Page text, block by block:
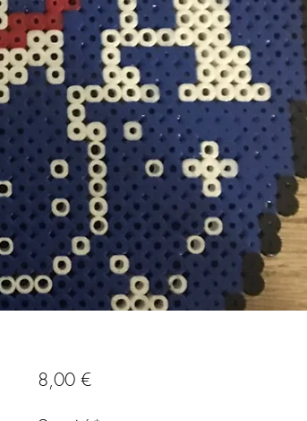
8,00 €Prix